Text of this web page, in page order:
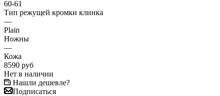
60-61
Тип режущей кромки клинка
—
Plain
Ножны
—
Кожа
8590 руб
Нет в наличии
Нашли дешевле?
Подписаться